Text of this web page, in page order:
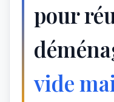
pour
vide